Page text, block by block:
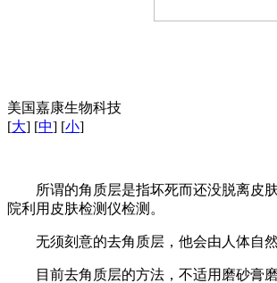
美国嘉康生物科技
[大] [中] [小]
所谓的角质层是指坏死而还没脱离皮肤
院利用皮肤检测仪检测。
无须刻意的去角质层，他会由人体自然
目前去角质层的方法，不适用磨砂膏磨